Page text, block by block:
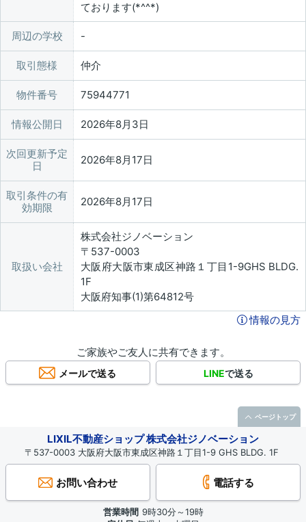
ております(*^^*)
周辺の学校
取引態様 仲介
物件番号 75944771
情報公開日 2026年8月3日
次回更新予定
日
2026年8月17日
取引条件の有
効期限
2026年8月17日
取扱い会社
株式会社ジノベーション
〒537-0003
大阪府大阪市東成区神路１丁目1-9GHS BLDG.
1F
大阪府知事(1)第64812号
情報の見方
ご家族やご友人に共有できます。
メールで送る LINEで送る
LIXIL不動産ショップ 株式会社ジノベーション
〒537-0003 大阪府大阪市東成区神路１丁目1-9 GHS BLDG. 1F
お問い合わせ 電話する
営業時間 9時30分～19時
ページトップ